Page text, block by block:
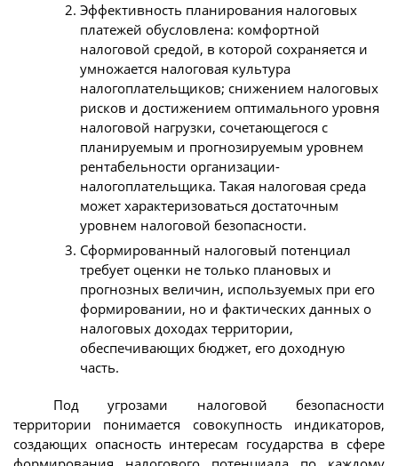
Эффективность планирования налоговых
платежей обусловлена: комфортной
налоговой средой, в которой сохраняется и
умножается налоговая культура
налогоплательщиков; снижением налоговых
рисков и достижением оптимального уровня
налоговой нагрузки, сочетающегося с
планируемым и прогнозируемым уровнем
рентабельности организации-
налогоплательщика. Такая налоговая среда
может характеризоваться достаточным
уровнем налоговой безопасности.
Сформированный налоговый потенциал
требует оценки не только плановых и
прогнозных величин, используемых при его
формировании, но и фактических данных о
налоговых доходах территории,
обеспечивающих бюджет, его доходную
часть.
Под угрозами налоговой безопасности
территории понимается совокупность индикаторов,
создающих опасность интересам государства в сфере